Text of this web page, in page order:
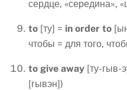
сердце, «середина»,
to [ту] = in order to
чтобы = для того,
to give away [ту-гыв-
[гывэн])